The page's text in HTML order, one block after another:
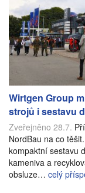
Wirtgen Group
strojů i sestavu
Zveřejněno 28.7.
NordBau na co
kompaktní sestavu
kameniva a
obsluze… celý